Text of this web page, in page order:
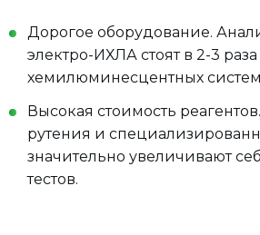
Дорогое оборудование.
электро-ИХЛА стоят в 2-3
хемилюминесцентных
Высокая стоимость
рутения и
значительно увеличивают
тестов.